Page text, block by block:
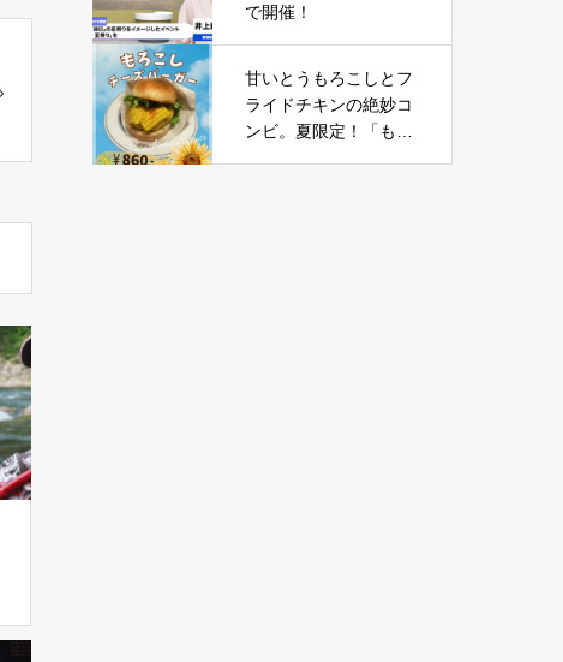
で開催！
甘いとうもろこしとフ
ライドチキンの絶妙コ
ンビ。夏限定！「もろ